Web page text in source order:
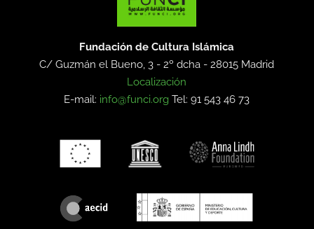
Fundación de Cultura Islámica
C/ Guzmán el Bueno, 3 - 2º dcha -28015 Madrid
Localización
E-mail: info@funci.org Tel: 91 543 46 73